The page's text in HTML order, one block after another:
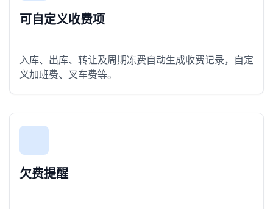
可自定义收费项
入库、出库、转让及周期冻费自动生成收费记录，自定
义加班费、叉车费等。
欠费提醒